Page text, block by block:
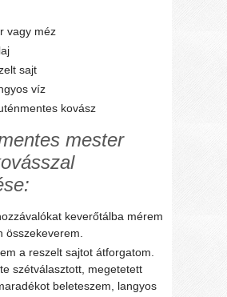
vagy méz
sajt
víz
kovász
mester
keverőtálba mérem
összekeverem.
a reszelt sajtot átforgatom.
szétválasztott, megetetett
beleteszem, langyos